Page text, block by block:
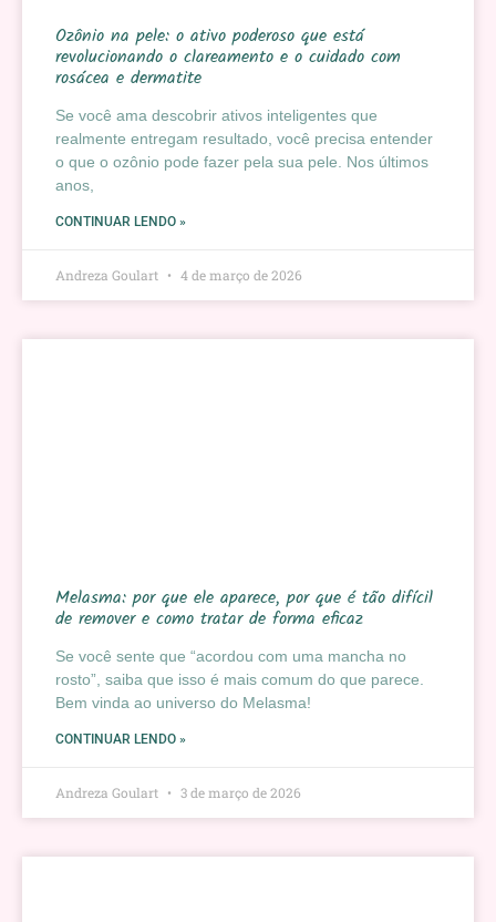
Ozônio na pele: o ativo poderoso que está
revolucionando o clareamento e o cuidado com
rosácea e dermatite
Se você ama descobrir ativos inteligentes que
realmente entregam resultado, você precisa entender
o que o ozônio pode fazer pela sua pele. Nos últimos
anos,
CONTINUAR LENDO »
Andreza Goulart 4 de março de 2026
Melasma: por que ele aparece, por que é tão difícil
de remover e como tratar de forma eficaz
Se você sente que “acordou com uma mancha no
rosto”, saiba que isso é mais comum do que parece.
Bem vinda ao universo do Melasma!
CONTINUAR LENDO »
Andreza Goulart 3 de março de 2026